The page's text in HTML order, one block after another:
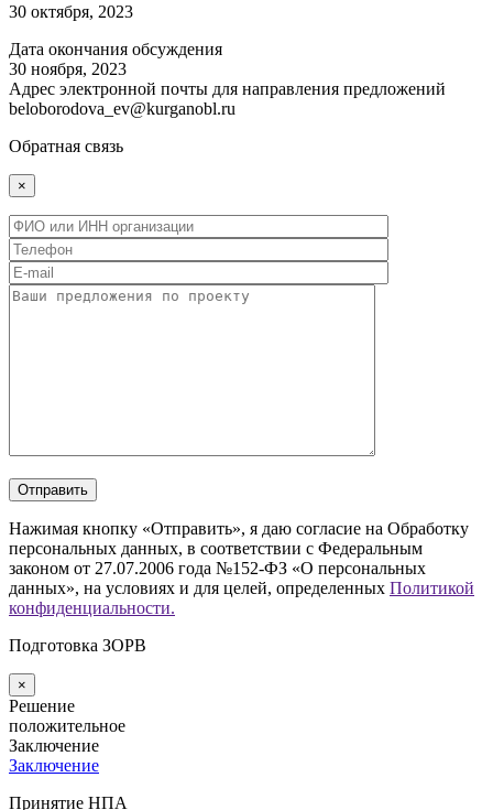
30 октября, 2023
Дата окончания обсуждения
30 ноября, 2023
Адрес электронной почты для направления предложений
beloborodova_ev@kurganobl.ru
Обратная связь
×
Нажимая кнопку «Отправить», я даю согласие на Обработку
персональных данных, в соответствии с Федеральным
законом от 27.07.2006 года №152-ФЗ «О персональных
данных», на условиях и для целей, определенных Политикой
конфиденциальности.
Подготовка ЗОРВ
×
Решение
положительное
Заключение
Заключение
Принятие НПА